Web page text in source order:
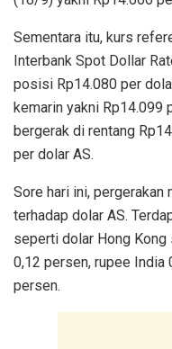
Sementara itu, kurs
Interbank Spot Dollar
posisi Rp14.080 per
kemarin yakni Rp14.099
bergerak di rentang
per dolar AS.
Sore hari ini, pergerakan
terhadap dolar AS.
seperti dolar Hong Kong
0,12 persen, rupee India
persen.